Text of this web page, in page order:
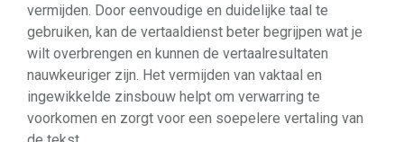
vermijden. Door eenvoudige en duidelijke taal te
gebruiken, kan de vertaaldienst beter begrijpen wat je
wilt overbrengen en kunnen de vertaalresultaten
nauwkeuriger zijn. Het vermijden van vaktaal en
ingewikkelde zinsbouw helpt om verwarring te
voorkomen en zorgt voor een soepelere vertaling van